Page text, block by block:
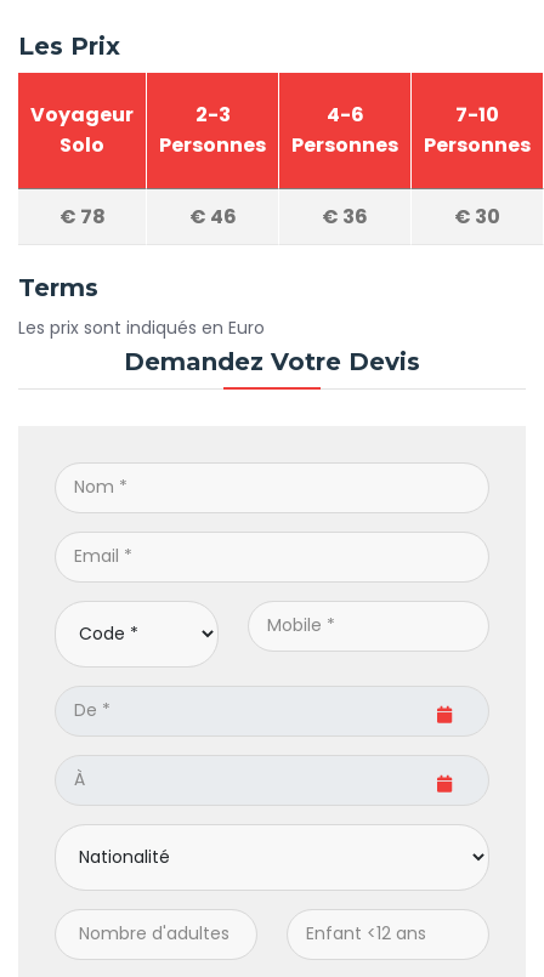
Les Prix
Voyageur
Solo
2-3
Personnes
4-6
Personnes
7-10
Personnes
€ 78 € 46 € 36 € 30
Terms
Les prix sont indiqués en Euro
Demandez Votre Devis